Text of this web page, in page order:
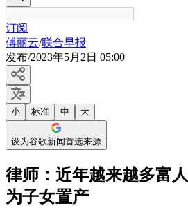
订阅
傅丽云/联合早报
发布/2023年5月2日 05:00
小 标准 中 大
设为谷歌新闻首选来源
律师：近年越来越多富
为子女置产